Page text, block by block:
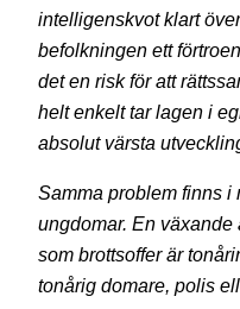
intelligenskvot klart
befolkningen ett
det en risk för att
helt enkelt tar lagen i
absolut värsta
Samma problem finns i
ungdomar. En
som brottsoffer är
tonårig domare, polis